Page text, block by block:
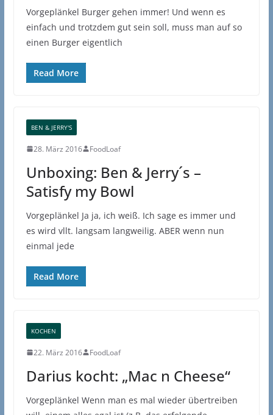
Vorgeplänkel Burger gehen immer! Und wenn es
einfach und trotzdem gut sein soll, muss man auf so
einen Burger eigentlich
Read More
BEN & JERRY'S
28. März 2016 FoodLoaf
Unboxing: Ben & Jerry´s –
Satisfy my Bowl
Vorgeplänkel Ja ja, ich weiß. Ich sage es immer und
es wird vllt. langsam langweilig. ABER wenn nun
einmal jede
Read More
KOCHEN
22. März 2016 FoodLoaf
Darius kocht: „Mac n Cheese“
Vorgeplänkel Wenn man es mal wieder übertreiben